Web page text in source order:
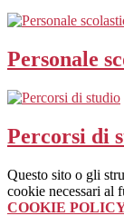
Personale
Percorsi di
Questo sito o gli
cookie necessari al
COOKIE